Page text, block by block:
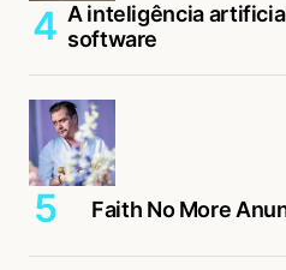
A inteligência
software
Faith No More